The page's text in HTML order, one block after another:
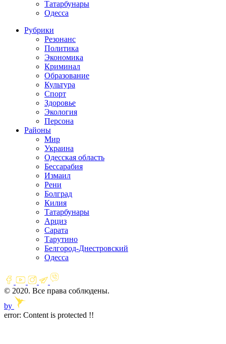
Татарбунары
Одесса
Рубрики
Резонанс
Политика
Экономика
Криминал
Образование
Культура
Спорт
Здоровье
Экология
Персона
Районы
Мир
Украина
Одесская область
Бессарабия
Измаил
Рени
Болград
Килия
Татарбунары
Арциз
Сарата
Тарутино
Белгород-Днестровский
Одесса
© 2020. Все права соблюдены.
by
error: Content is protected !!